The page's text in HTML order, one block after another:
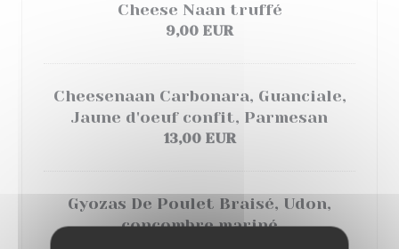
Cheese Naan truffé
9,00 EUR
Cheesenaan Carbonara, Guanciale,
Jaune d'oeuf confit, Parmesan
13,00 EUR
Gyozas De Poulet Braisé, Udon,
concombre mariné